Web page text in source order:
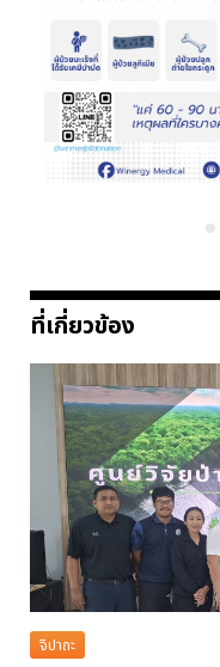
ที่เกี่ยวข้อง
จิปาถะ